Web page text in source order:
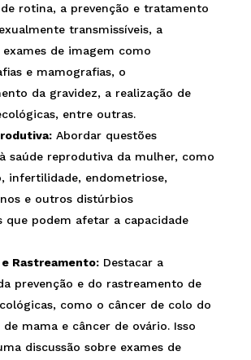
rotina, a prevenção e tratamento
transmissíveis, a
exames de imagem como
e mamografias, o
da gravidez, a realização de
entre outras.
Abordar questões
saúde reprodutiva da mulher, como
infertilidade, endometriose,
e outros distúrbios
que podem afetar a capacidade
Rastreamento:Destacar a
prevenção e do rastreamento de
como o câncer de colo do
mama e câncer de ovário. Isso
discussão sobre exames de